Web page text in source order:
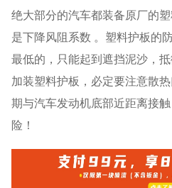
绝大部分的汽车都装备原厂的
是下降风阻系数 。塑料护板的
最低的，只能起到遮挡泥沙，
加装塑料护板，必定要注意散
期与汽车发动机底部近距离接
险！